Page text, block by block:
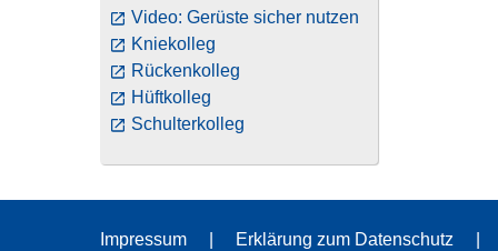
Video: Gerüste sicher nutzen
Kniekolleg
Rückenkolleg
Hüftkolleg
Schulterkolleg
Impressum Erklärung zum Datenschutz